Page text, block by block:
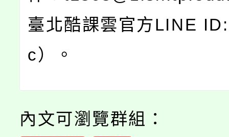
臺北酷課雲官方LINE
c）。
內文可瀏覽群組：